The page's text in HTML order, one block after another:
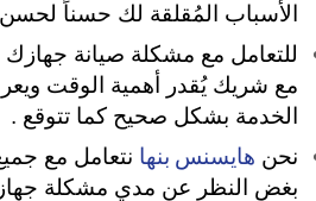
الأسباب المُقلقة لك حسناً
للتعامل مع مشكلة صيانة جهازك
مع شريك يُقدر أهمية الوقت
الخدمة بشكل صحيح كما تتوقع .
نحن هايسنس بنها نتعامل مع
بغض النظر عن مدي مشكلة